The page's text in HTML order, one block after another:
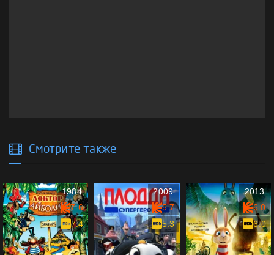
Смотрите также
1984
7.6
7.4
2009
5.7
5.3
2013
6.0
6.0